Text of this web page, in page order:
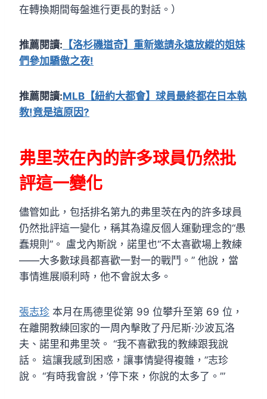
在轉換期間每盤進行更長的對話。）
推薦閱讀: 【洛杉磯道奇】重新邀請永遠放縱的姐妹
們參加驕傲之夜!
推薦閱讀:MLB【紐約大都會】球員最終都在日本執
教!竟是這原因?
弗里茨在內的許多球員仍然批
評這一變化
儘管如此，包括排名第九的弗里茨在內的許多球員
仍然批評這一變化，稱其為違反個人運動理念的“愚
蠢規則”。 盧戈內斯說，諾里也“不太喜歡場上教練
——大多數球員都喜歡一對一的戰鬥。” 他說，當
事情進展順利時，他不會說太多。
張志珍 本月在馬德里從第 99 位攀升至第 69 位，
在離開教練回家的一周內擊敗了丹尼斯·沙波瓦洛
夫、諾里和弗里茨。 “我不喜歡我的教練跟我說
話。 這讓我感到困惑，讓事情變得複雜，”志珍
說。 “有時我會說，’停下來，你說的太多了。’”